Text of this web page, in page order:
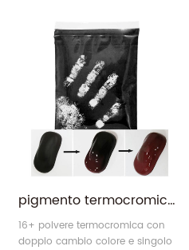
pigmento termocromico a cambiamento di colore a sbiadimento reversibile di vari colori per la verniciatura a spruzzo di vernici per auto
16+ polvere termocromica con
doppio cambio colore e singolo